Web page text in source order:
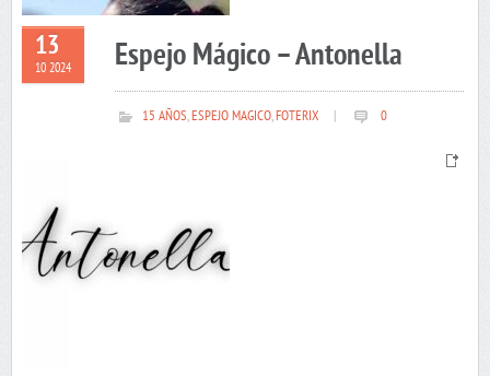
13
10 2024 Espejo Mágico – Antonella
15 AÑOS,ESPEJO MAGICO,FOTERIX 0